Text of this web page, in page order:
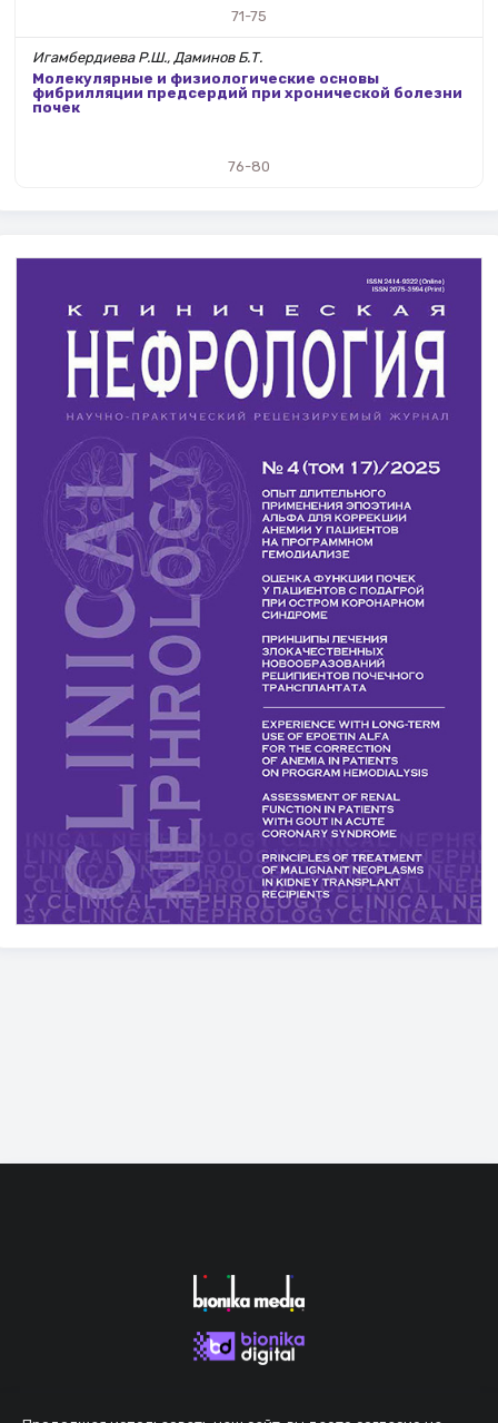
71-75
Игамбердиева Р.Ш., Даминов Б.Т.
Молекулярные и физиологические основы
фибрилляции предсердий при хронической болезни
почек
76-80